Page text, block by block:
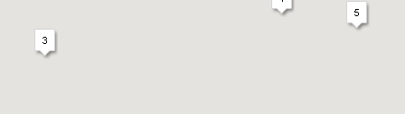
Lexikon